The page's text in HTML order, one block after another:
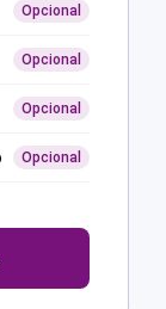
Opcional
Opcional
Opcional
Opcional